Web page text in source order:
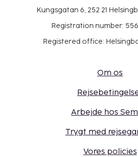
Kungsgatan 6, 252 21
Registration number:
Registered office:
Om os
Arbejde hos
Trygt med
Vores policies